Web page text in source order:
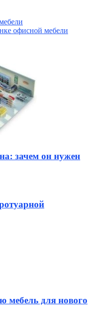
офисной мебели
зачем он нужен
мебель для нового